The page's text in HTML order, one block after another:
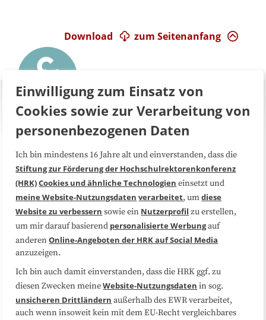
zum Seitenanfang
Download
Über uns FAQ
Medienarbeit Kooperationen
Datenschutzerklärung Impressum
Sitemap
Folgen Sie uns
Einwilligung zum Einsatz von
Cookies sowie zur Verarbeitung von
personenbezogenen Daten
Ich bin mindestens 16 Jahre alt und einverstanden, dass die
Stiftung zur Förderung der Hochschulrektorenkonferenz
(HRK)Cookies und ähnliche Technologien einsetzt und
meine Website-Nutzungsdaten verarbeitet, umdiese
Website zu verbessern sowie ein Nutzerprofil zu erstellen,
um mir darauf basierend personalisierte Werbungauf
anderenOnline-Angeboten der HRK auf Social Media
anzuzeigen.
Ich bin auch damit einverstanden, dass die HRK ggf. zu
diesen Zwecken meineWebsite-Nutzungsdaten in sog.
unsicheren Drittländern außerhalb des EWR verarbeitet,
auch wenn insoweit kein mit dem EU-Recht vergleichbares